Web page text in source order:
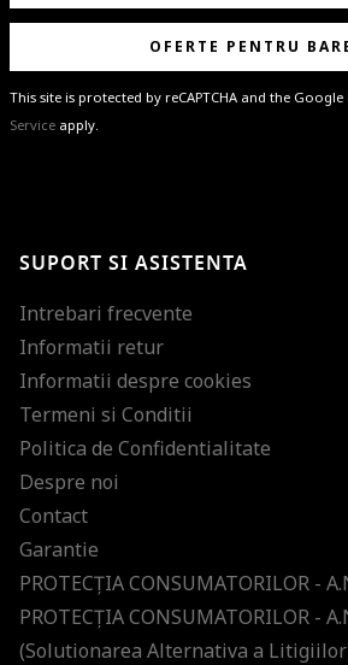
OFERTE PENTRU
This site is protected by reCAPTCHA and the Google
Service apply.
ultimele tendinte in moda!
SUPORT SI ASISTENTA
Intrebari frecvente
Informatii retur
Informatii despre cookies
Termeni si Conditii
Politica de Confidentialitate
Despre noi
Contact
Garantie
PROTECŢIA CONSUMATORILOR -
PROTECŢIA CONSUMATORILOR -
(Solutionarea Alternativa a